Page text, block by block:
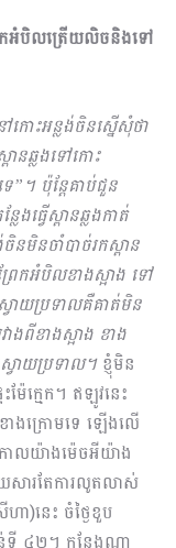
ែកអំបិលត្រើយលិចនិងទៅ
កោះអន្លង់ចិនស្នើសុំថា
ានឆ្លងទៅកោះ
”។ ប៉ុន្តែគាប់ជួន
ងធ្វើស្ពាន​ឆ្លងកាត់
នមិនចាំបាច់រកស្ពាន
ែកអំបិលខាងស្អាង ទៅ
វាយប្រទាលគឺគាត់មិន
ងពីខាងស្អាង ខាង
វាយប្រទាល។ខ្ញុំមិន
ម៉ែក្មេក។ ឥឡូវនេះ
ាងក្រោមទេ ឡើងលើ
កាលយ៉ាងម៉េចអីយ៉ាង
យសារតែការលូតលាស់
)នេះ ចំថ្ងៃខួប